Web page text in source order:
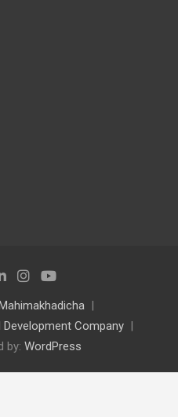
Company
by: WordPress